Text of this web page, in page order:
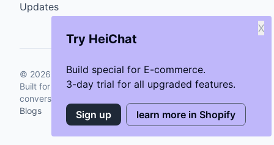
Try HeiChat
Build special for E-commerce.
3-day trial for all upgraded features.
X
Sign up learn more in Shopify
Updates
© 2026 GenCybers Inc. All rights reserved.
Built for storefronts that want faster answers and cleaner
conversions.
Blogs